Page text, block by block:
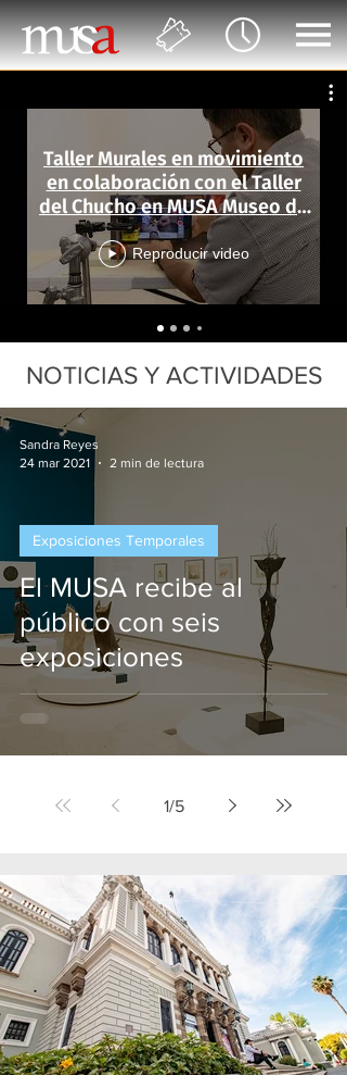
Taller Murales en movimiento
en colaboración con el Taller
del Chucho en MUSA Museo de
las Artes
Reproducir video
NOTICIAS Y ACTIVIDADES
El MUSA recibe al
público con seis
exposiciones
Exposiciones Temporales
Sandra Reyes
24 mar 2021
2 min de lectura
1/5